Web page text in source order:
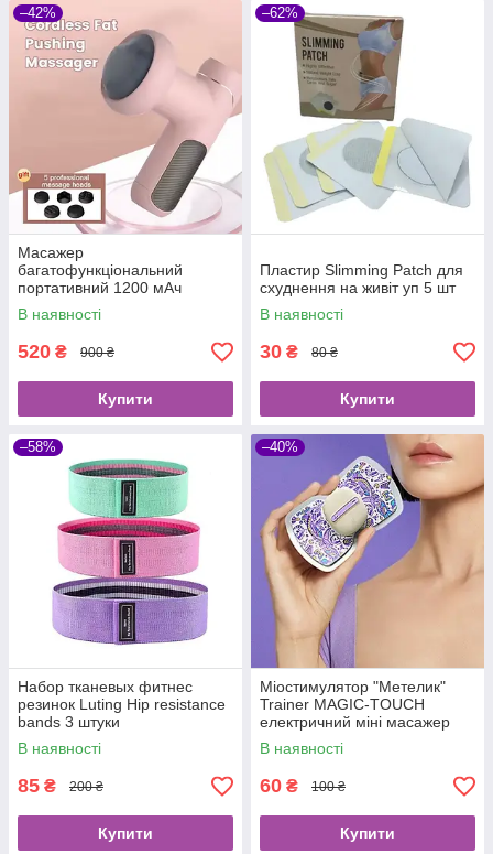
–42%
Масажер
багатофункціональний
портативний 1200 мАч
ручний для всього тіла з 5
насадками Pink HS-009
В наявності
520 ₴ 900 ₴
Купити
–62%
Пластир Slimming Patch для
схуднення на живіт уп 5 шт
В наявності
30 ₴ 80 ₴
Купити
–58%
Набор тканевых фитнес
резинок Luting Hip resistance
bands 3 штуки
В наявності
85 ₴ 200 ₴
Купити
–40%
Міостимулятор "Метелик"
Trainer MAGIC-TOUCH
електричний міні масажер
для тіла
В наявності
60 ₴ 100 ₴
Купити